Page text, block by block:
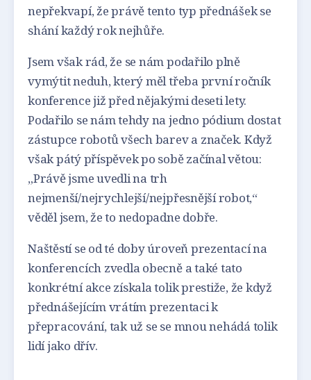
nepřekvapí, že právě tento typ přednášek se
shání každý rok nejhůře.
Jsem však rád, že se nám podařilo plně
vymýtit neduh, který měl třeba první ročník
konference již před nějakými deseti lety.
Podařilo se nám tehdy na jedno pódium dostat
zástupce robotů všech barev a značek. Když
však pátý příspěvek po sobě začínal větou:
„Právě jsme uvedli na trh
nejmenší/nejrychlejší/nejpřesnější robot,“
věděl jsem, že to nedopadne dobře.
Naštěstí se od té doby úroveň prezentací na
konferencích zvedla obecně a také tato
konkrétní akce získala tolik prestiže, že když
přednášejícím vrátím prezentaci k
přepracování, tak už se se mnou nehádá tolik
lidí jako dřív.